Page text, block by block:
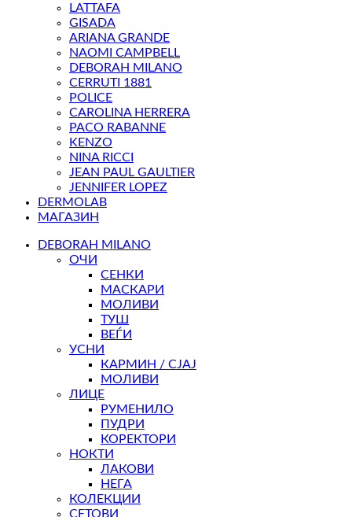
LATTAFA
GISADA
ARIANA GRANDE
NAOMI CAMPBELL
DEBORAH MILANO
CERRUTI 1881
POLICE
CAROLINA HERRERA
PACO RABANNE
KENZO
NINA RICCI
JEAN PAUL GAULTIER
JENNIFER LOPEZ
DERMOLAB
МАГАЗИН
DEBORAH MILANO
ОЧИ
СЕНКИ
МАСКАРИ
МОЛИВИ
ТУШ
ВЕЃИ
УСНИ
КАРМИН / СЈАЈ
МОЛИВИ
ЛИЦЕ
РУМЕНИЛО
ПУДРИ
КОРЕКТОРИ
НОКТИ
ЛАКОВИ
НЕГА
КОЛЕКЦИИ
СЕТОВИ